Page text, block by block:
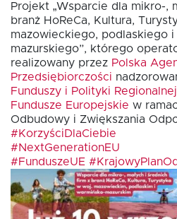
EN
Projekt „Wsparcie dla mikro-,
branż HoReCa, Kultura,
mazowieckiego, podlaskiego i
mazurskiego”, którego
realizowany przez Polska
Przedsiębiorczości
Funduszy i Polityki
Fundusze Europejskie w
Odbudowy i Zwiększania
#KorzyściDlaCiebie
#NextGenerationEU
#FunduszeUE